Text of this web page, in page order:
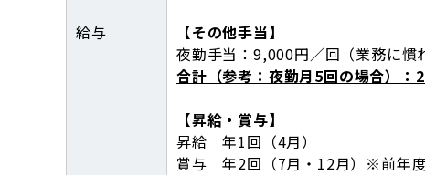
給与
【その他手当】
夜勤手当：9,000円／回（業務に慣
合計（参考：夜勤月5回の場合）：
【昇給・賞与】
昇給 年1回（4月）
賞与 年2回（7月・12月）※前年